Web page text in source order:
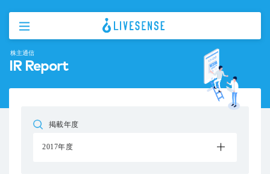
株主通信
IR Report
掲載年度
2017年度